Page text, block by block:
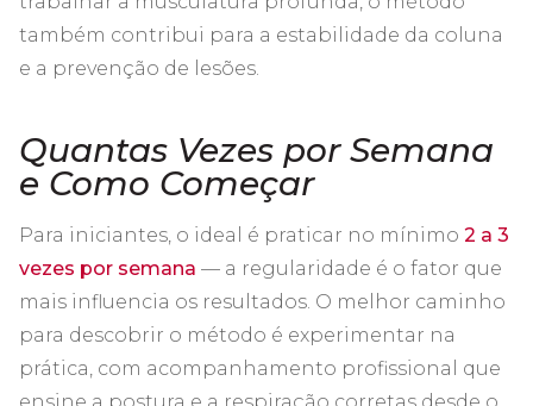
também contribui para a estabilidade da coluna
e a prevenção de lesões.
Quantas Vezes por Semana
e Como Começar
Para iniciantes, o ideal é praticar no mínimo 2 a 3
vezes por semana — a regularidade é o fator que
mais influencia os resultados. O melhor caminho
para descobrir o método é experimentar na
prática, com acompanhamento profissional que
ensine a postura e a respiração corretas desde o